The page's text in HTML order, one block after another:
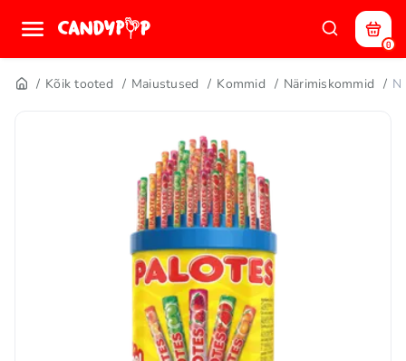
0
Kõik tooted Maiustused Kommid Närimiskommid